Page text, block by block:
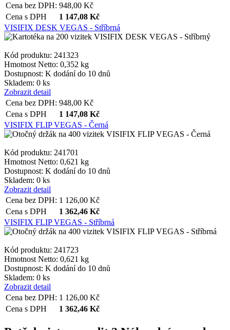
Cena bez DPH: 948,00 Kč
Cena s DPH
1 147,08 Kč
VISIFIX DESK VEGAS - Stříbrná
Kód produktu: 241323
Hmotnost Netto: 0,352 kg
Dostupnost: K dodání do 10 dnů
Skladem: 0 ks
Zobrazit detail
Cena bez DPH: 948,00 Kč
Cena s DPH
1 147,08 Kč
VISIFIX FLIP VEGAS - Černá
Kód produktu: 241701
Hmotnost Netto: 0,621 kg
Dostupnost: K dodání do 10 dnů
Skladem: 0 ks
Zobrazit detail
Cena bez DPH: 1 126,00 Kč
Cena s DPH
1 362,46 Kč
VISIFIX FLIP VEGAS - Stříbrná
Kód produktu: 241723
Hmotnost Netto: 0,621 kg
Dostupnost: K dodání do 10 dnů
Skladem: 0 ks
Zobrazit detail
Cena bez DPH: 1 126,00 Kč
Cena s DPH
1 362,46 Kč